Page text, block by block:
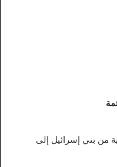
من بني إسرائيل إلى